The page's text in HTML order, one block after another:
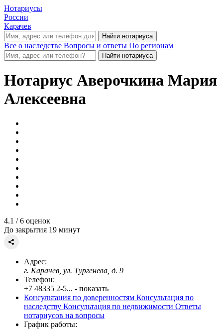
Нотариусы
России
Карачев
Все о наследстве Вопросы и ответы По регионам
Нотариус Аверочкина Мария
Алексеевна
4.1 / 6 оценок
До закрытия 19 минут
Адрес:
г. Карачев, ул. Тургенева, д. 9
Телефон:
+7 48335 2-5... - показать
Консультация по доверенностям Консультация по
наследству Консультация по недвижимости Ответы
нотариусов на вопросы
График работы: